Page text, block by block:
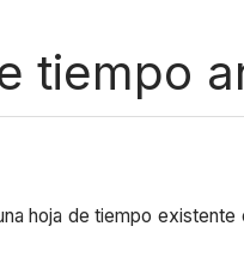
tiempo
hoja de tiempo